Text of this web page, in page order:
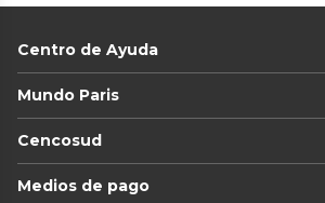
Centro de Ayuda
Mundo Paris
Cencosud
Medios de pago